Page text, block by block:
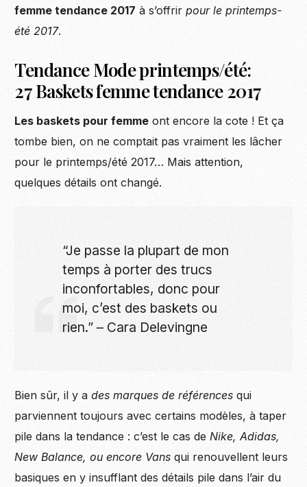
femme tendance 2017 à s’offrirpour le printemps-
été 2017.
Tendance Mode printemps/été:
27 Baskets femme tendance 2017
Les baskets pour femme ont encore la cote ! Et ça
tombe bien, on ne comptait pas vraiment les lâcher
pour le printemps/été 2017… Mais attention,
quelques détails ont changé.
“Je passe la plupart de mon
temps à porter des trucs
inconfortables, donc pour
moi, c’est des baskets ou
rien.” – Cara Delevingne
Bien sûr, il y ades marques de références qui
parviennent toujours avec certains modèles, à taper
pile dans la tendance : c’est le cas de Nike, Adidas,
New Balance, ou encore Vans qui renouvellent leurs
basiques en y insufflant des détails pile dans l’air du